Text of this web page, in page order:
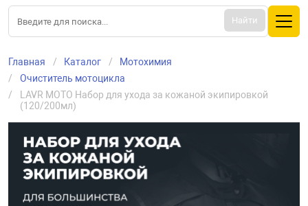
Найти
Главная Каталог
Mотохимия
Очиститель мотоцикла
LAVR MOTO Набор для ухода за кожаной экипировкой
(120/200мл)